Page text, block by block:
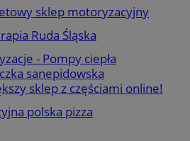
sklep motoryzacyjny
Ruda Śląska
- Pompy ciepła
sanepidowska
sklep z częściami online!
polska pizza